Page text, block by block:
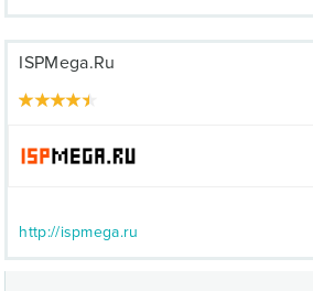
ISPMega.Ru
http://ispmega.ru